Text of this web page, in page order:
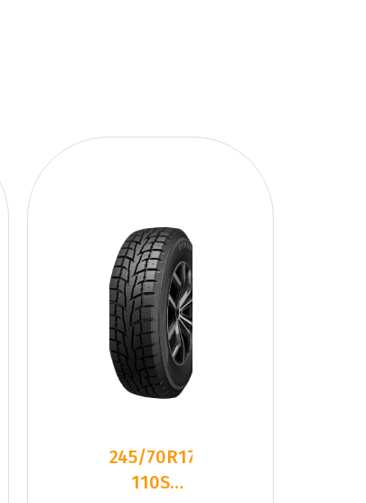
245/70R17
110S